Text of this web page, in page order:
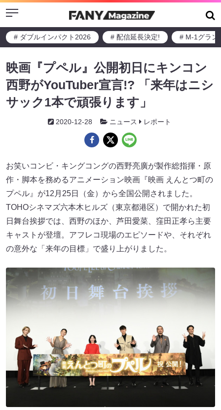
Menu
# ダブルインパクト2026 # 配信延長決定! # M-1グラン
映画『プペル』公開初日にキンコン
西野がYouTuber宣言!? 「来年はニシ
サック1本で頑張ります」
2020-12-28 ニュース レポート
お笑いコンビ・キングコングの西野亮廣が製作総指揮・原
作・脚本を務めるアニメーション映画『映画 えんとつ町の
プペル』が12月25日（金）から全国公開されました。
TOHOシネマズ六本木ヒルズ（東京都港区）で開かれた初
日舞台挨拶では、西野のほか、芦田愛菜、窪田正孝ら主要
キャストが登壇。アフレコ現場のエピソードや、それぞれ
の意外な「来年の目標」で盛り上がりました。